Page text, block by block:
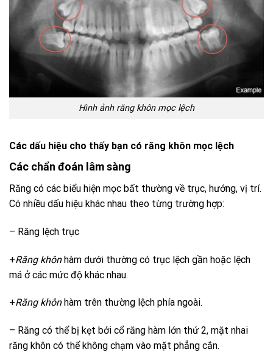
Hình ảnh răng khôn mọc lệch
Các dấu hiệu cho thấy bạn có răng khôn mọc lệch
Các chẩn đoán lâm sàng
Răng có các biểu hiện mọc bất thường về trục, hướng, vị trí.
Có nhiều dấu hiệu khác nhau theo từng trường hợp:
– Răng lệch trục
+Răng khônhàm dưới thường có trục lệch gần hoặc lệch
má ở các mức độ khác nhau.
+Răng khônhàm trên thường lệch phía ngoài.
– Răng có thể bị kẹt bởi cổ răng hàm lớn thứ 2, mặt nhai
răng khôn có thể không chạm vào mặt phẳng cắn.